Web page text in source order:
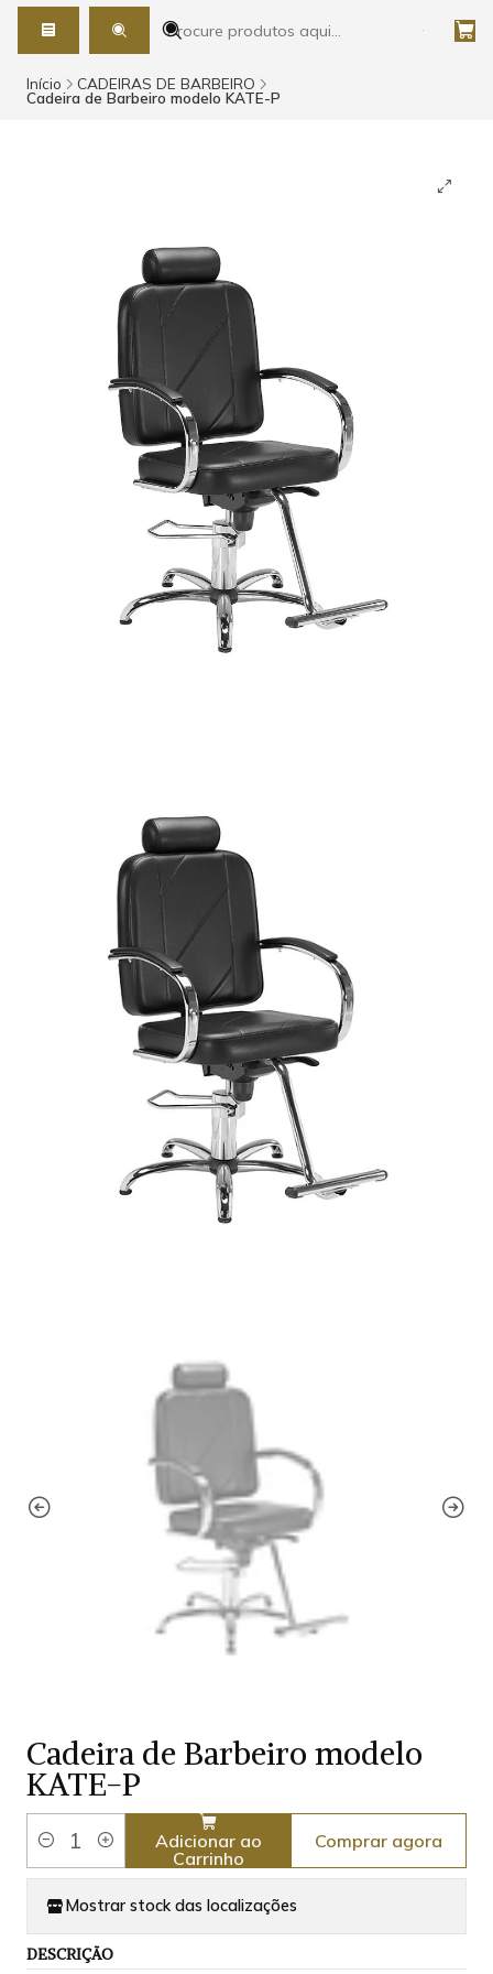
Início CADEIRAS DE BARBEIRO
Cadeira de Barbeiro modelo KATE-P
Cadeira de Barbeiro modelo
KATE-P
Quantidade
Adicionar ao
Carrinho
Comprar agora
Mostrar stock das localizações
DESCRIÇÃO